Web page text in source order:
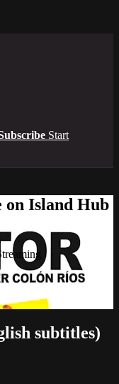
Start
on Island Hub
subtitles)